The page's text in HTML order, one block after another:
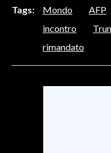
MOTORI
ALTRI SPORT
Tags: Mondo AFP
incontro
rimandato